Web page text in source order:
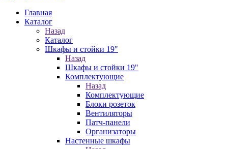
Главная
Каталог
Назад
Каталог
Шкафы и стойки 19"
Назад
Шкафы и стойки 19"
Комплектующие
Назад
Комплектующие
Блоки розеток
Вентиляторы
Патч-панели
Организаторы
Настенные шкафы